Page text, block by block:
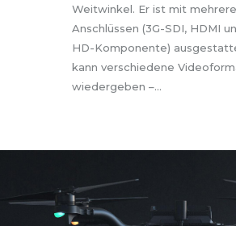
Weitwinkel. Er ist mit
Anschlüssen (3G-SDI, HDMI
HD-Komponente)
kann verschiedene
wiedergeben –…